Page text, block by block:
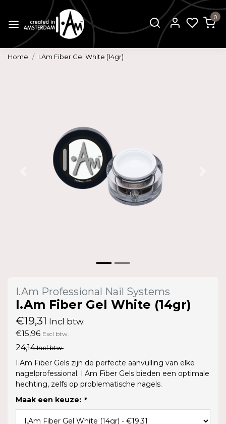
0
Home I.Am Fiber Gel White (14gr)
I.Am Professional Nail Systems
I.Am Fiber Gel White (14gr)
€19,31 Incl btw.
€15,96 Excl btw.
24,14Incl btw.
I.Am Fiber Gels zijn de perfecte aanvulling van elke
nagelprofessional. I.Am Fiber Gels bieden een optimale
hechting, zelfs op problematische nagels.
Maak een keuze: *